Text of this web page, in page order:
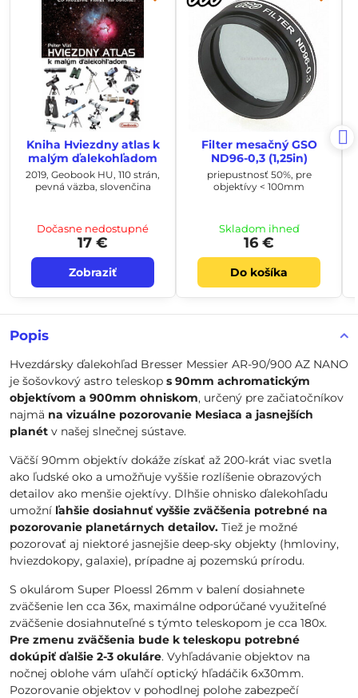
Popis
Hvezdársky ďalekohľad Bresser Messier AR-90/900 AZ NANO
je šošovkový astro teleskop s 90mm achromatickým
objektívom a 900mm ohniskom, určený pre začiatočníkov
najmä na vizuálne pozorovanie Mesiaca a jasnejších
planét v našej slnečnej sústave.
Väčší 90mm objektív dokáže získať až 200-krát viac svetla
ako ľudské oko a umožňuje vyššie rozlíšenie obrazových
detailov ako menšie ojektívy. Dlhšie ohnisko ďalekohľadu
umožní ľahšie dosiahnuť vyššie zväčšenia potrebné na
pozorovanie planetárnych detailov. Tiež je možné
pozorovať aj niektoré jasnejšie deep-sky objekty (hmloviny,
hviezdokopy, galaxie), prípadne aj pozemskú prírodu.
S okulárom Super Ploessl 26mm v balení dosiahnete
zväčšenie len cca 36x, maximálne odporúčané využiteľné
zväčšenie dosiahnuteľné s týmto teleskopom je cca 180x.
Pre zmenu zväčšenia bude k teleskopu potrebné
dokúpiť ďalšie 2-3 okuláre. Vyhľadávanie objektov na
nočnej oblohe vám uľahčí optický hľadáčik 6x30mm.
Pozorovanie objektov v pohodlnej polohe zabezpečí
Kniha Hviezdny atlas k
malým ďalekohľadom
2019, Geobook HU, 110 strán,
pevná väzba, slovenčina
Dočasne nedostupné
17 €
Zobraziť
Filter mesačný GSO
ND96-0,3 (1,25in)
priepustnosť 50%, pre
objektívy < 100mm
Skladom ihneď
16 €
Do košíka